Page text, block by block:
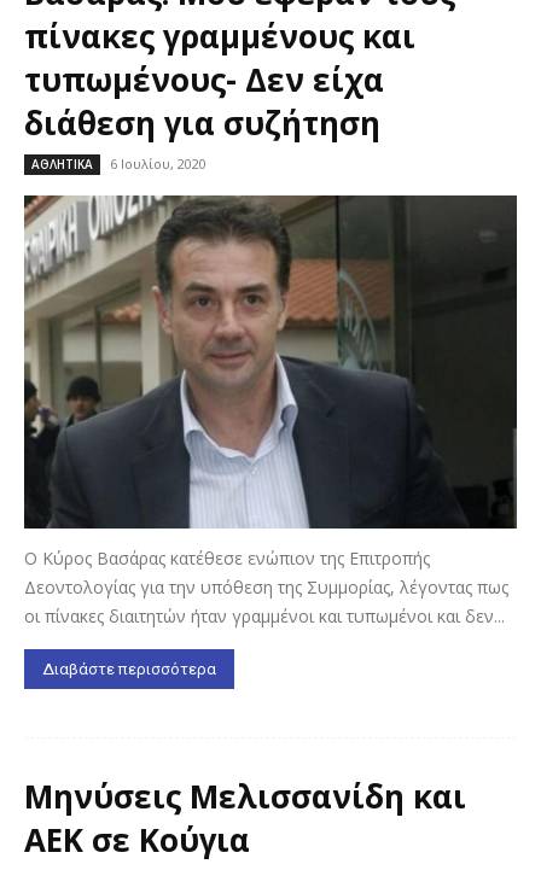
πίνακες γραμμένους και
τυπωμένους- Δεν είχα
διάθεση για συζήτηση
ΑΘΛΗΤΙΚΑ 6 Ιουλίου, 2020
Ο Κύρος Βασάρας κατέθεσε ενώπιον της Επιτροπής
Δεοντολογίας για την υπόθεση της Συμμορίας, λέγοντας πως
οι πίνακες διαιτητών ήταν γραμμένοι και τυπωμένοι και δεν...
Διαβάστε περισσότερα
Μηνύσεις Μελισσανίδη και
ΑΕΚ σε Κούγια